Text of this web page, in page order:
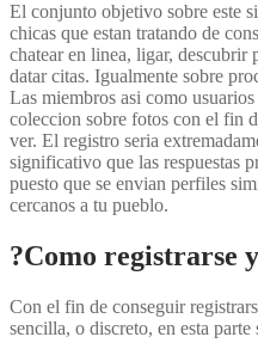
El conjunto objetivo sobre este
chicas que estan tratando de
chatear en linea, ligar, descubrir
datar citas. Igualmente sobre
Las miembros asi­ como
coleccion sobre fotos con el fin
ver. El registro seri­a
significativo que las respuestas
puesto que se envian perfiles
cercanos a tu pueblo.
?Como registrarse
Con el fin de conseguir
sencilla, o discreto, en esta